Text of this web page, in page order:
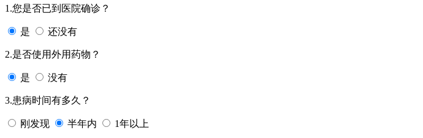
1.您是否已到医院确诊？
是 还没有
2.是否使用外用药物？
是 没有
3.患病时间有多久？
刚发现 半年内 1年以上